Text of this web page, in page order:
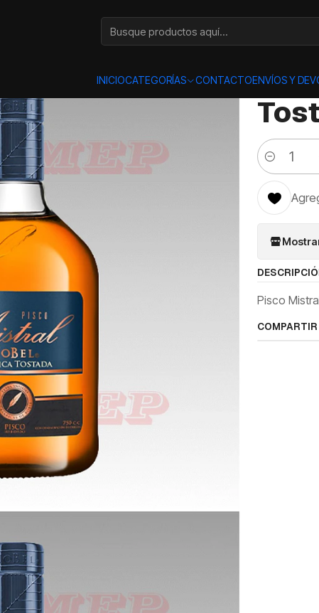
INICIOCATEGORÍAS CONTACTOENVÍOS Y
Cantidad
Pisco